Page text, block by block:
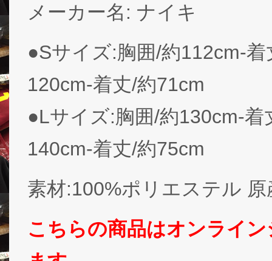
メーカー名: ナイキ
●Sサイズ:胸囲/約112cm-
120cm-着丈/約71cm
●Lサイズ:胸囲/約130cm-
140cm-着丈/約75cm
素材:100%ポリエステル
こちらの商品はオンライ